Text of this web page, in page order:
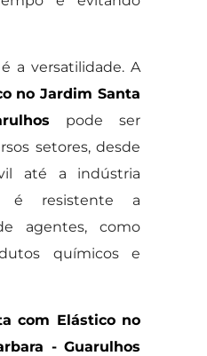
a versatilidade. A
no Jardim Santa
pode ser
setores, desde
até a indústria
é resistente a
agentes, como
químicos e
com Elástico no
- Guarulhos